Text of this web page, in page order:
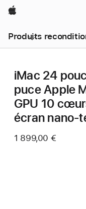
Apple
Produits
iMac 24
puce Apple
GPU 10
écran nano-
1 899,00 €